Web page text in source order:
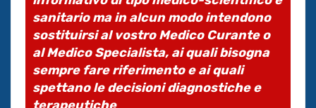
sanitario ma in alcun modo intendono
sostituirsi al vostro Medico Curante o
al Medico Specialista, ai quali bisogna
sempre fare riferimento e ai quali
spettano le decisioni diagnostiche e
terapeutiche